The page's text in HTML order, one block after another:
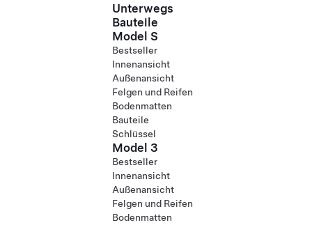
Unterwegs
Bauteile
Model S
Bestseller
Innenansicht
Außenansicht
Felgen und Reifen
Bodenmatten
Bauteile
Schlüssel
Model 3
Bestseller
Innenansicht
Außenansicht
Felgen und Reifen
Bodenmatten